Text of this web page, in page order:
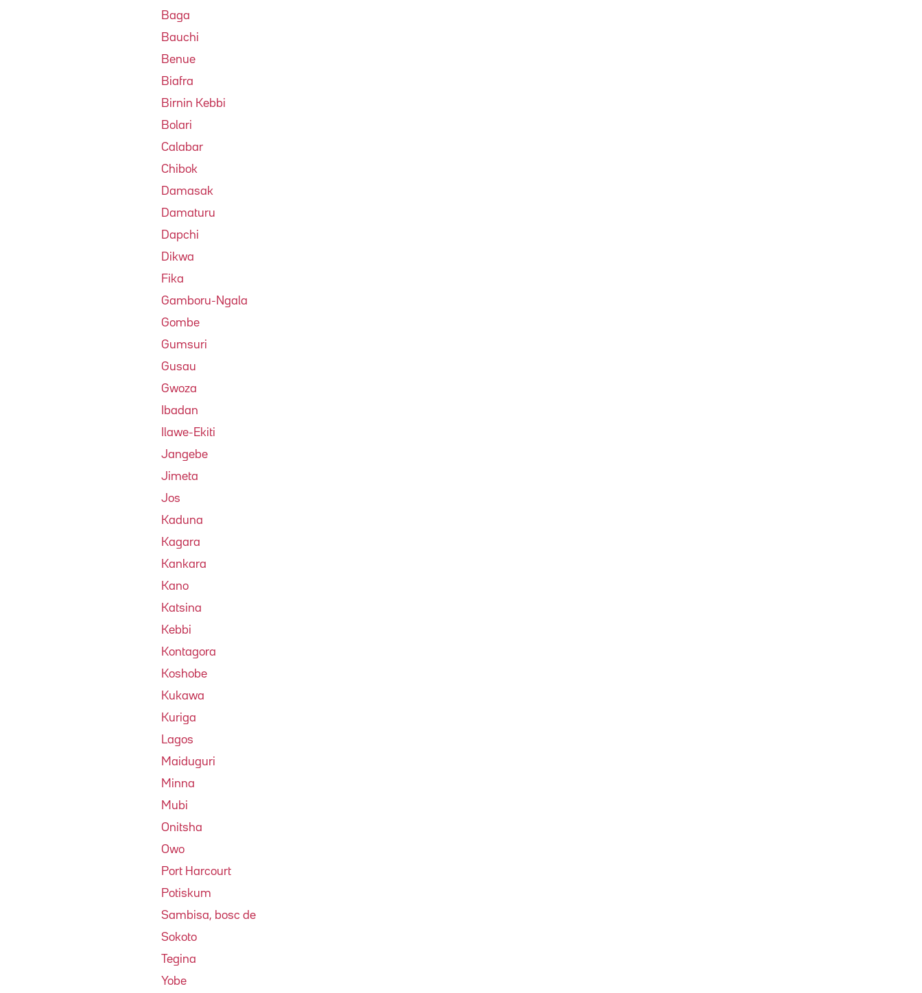
Baga
Bauchi
Benue
Biafra
Birnin Kebbi
Bolari
Calabar
Chibok
Damasak
Damaturu
Dapchi
Dikwa
Fika
Gamboru-Ngala
Gombe
Gumsuri
Gusau
Gwoza
Ibadan
Ilawe-Ekiti
Jangebe
Jimeta
Jos
Kaduna
Kagara
Kankara
Kano
Katsina
Kebbi
Kontagora
Koshobe
Kukawa
Kuriga
Lagos
Maiduguri
Minna
Mubi
Onitsha
Owo
Port Harcourt
Potiskum
Sambisa, bosc de
Sokoto
Tegina
Yobe